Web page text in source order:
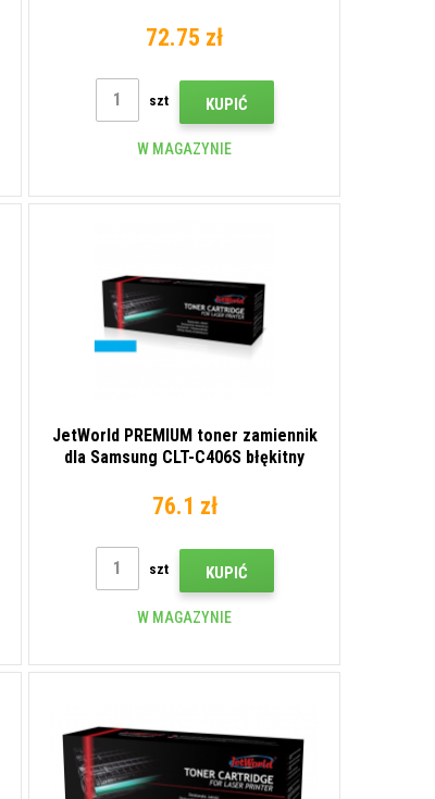
72.75 zł
szt KUPIĆ
W MAGAZYNIE
JetWorld PREMIUM toner zamiennik
dla Samsung CLT-C406S błękitny
76.1 zł
szt KUPIĆ
W MAGAZYNIE